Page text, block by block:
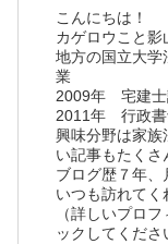
こんにちは！
カゲロウこと影
地方の国立大
業
2009年 宅建士
2011年 行政書
興味分野は家族
い記事もたくさ
ブログ歴７年、
いつも訪れてく
（詳しいプロ
ックしてくださ